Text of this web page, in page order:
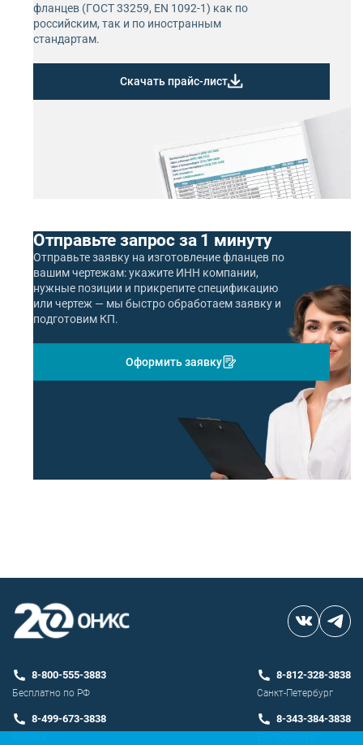
фланцев (ГОСТ 33259, EN 1092-1) как по
российским, так и по иностранным
стандартам.
Скачать прайс-лист
Отправьте запрос за 1 минуту
Отправьте заявку на изготовление фланцев по
вашим чертежам: укажите ИНН компании,
нужные позиции и прикрепите спецификацию
или чертеж — мы быстро обработаем заявку и
подготовим КП.
Оформить заявку
8-800-555-3883
Бесплатно по РФ
8-812-328-3838
Санкт-Петербург
8-499-673-3838 8-343-384-3838